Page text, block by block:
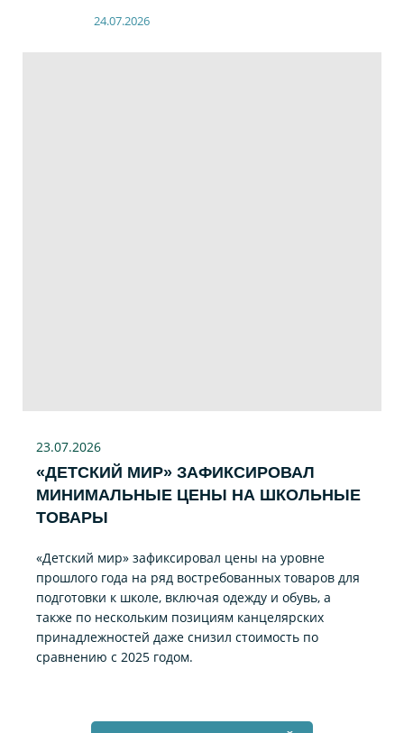
24.07.2026
23.07.2026
«ДЕТСКИЙ МИР» ЗАФИКСИРОВАЛ
МИНИМАЛЬНЫЕ ЦЕНЫ НА ШКОЛЬНЫЕ
ТОВАРЫ
«Детский мир» зафиксировал цены на уровне
прошлого года на ряд востребованных товаров для
подготовки к школе, включая одежду и обувь, а
также по нескольким позициям канцелярских
принадлежностей даже снизил стоимость по
сравнению с 2025 годом.